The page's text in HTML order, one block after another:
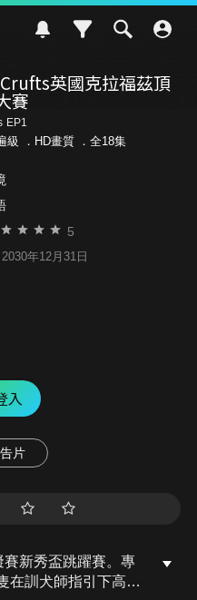
英國克拉福茲頂
賽
EP1
級 ．HD畫質 ．全18集
5
2030年12月31日
入
片
新秀盃跳躍賽。專
在訓犬師指引下高速